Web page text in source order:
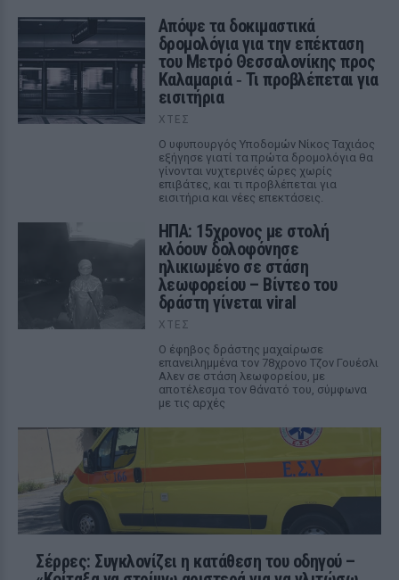
Απόψε τα δοκιμαστικά
δρομολόγια για την επέκταση
του Μετρό Θεσσαλονίκης προς
Καλαμαριά ‑ Τι προβλέπεται για
εισιτήρια
ΧΤΕΣ
Ο υφυπουργός Υποδομών Νίκος Ταχιάος
εξήγησε γιατί τα πρώτα δρομολόγια θα
γίνονται νυχτερινές ώρες χωρίς
επιβάτες, και τι προβλέπεται για
εισιτήρια και νέες επεκτάσεις.
ΗΠΑ: 15χρονος με στολή
κλόουν δολοφόνησε
ηλικιωμένο σε στάση
λεωφορείου – Βίντεο του
δράστη γίνεται viral
ΧΤΕΣ
Ο έφηβος δράστης μαχαίρωσε
επανειλημμένα τον 78χρονο Τζον Γουέσλι
Αλεν σε στάση λεωφορείου, με
αποτέλεσμα τον θάνατό του, σύμφωνα
με τις αρχές
Σέρρες: Συγκλονίζει η κατάθεση του οδηγού –